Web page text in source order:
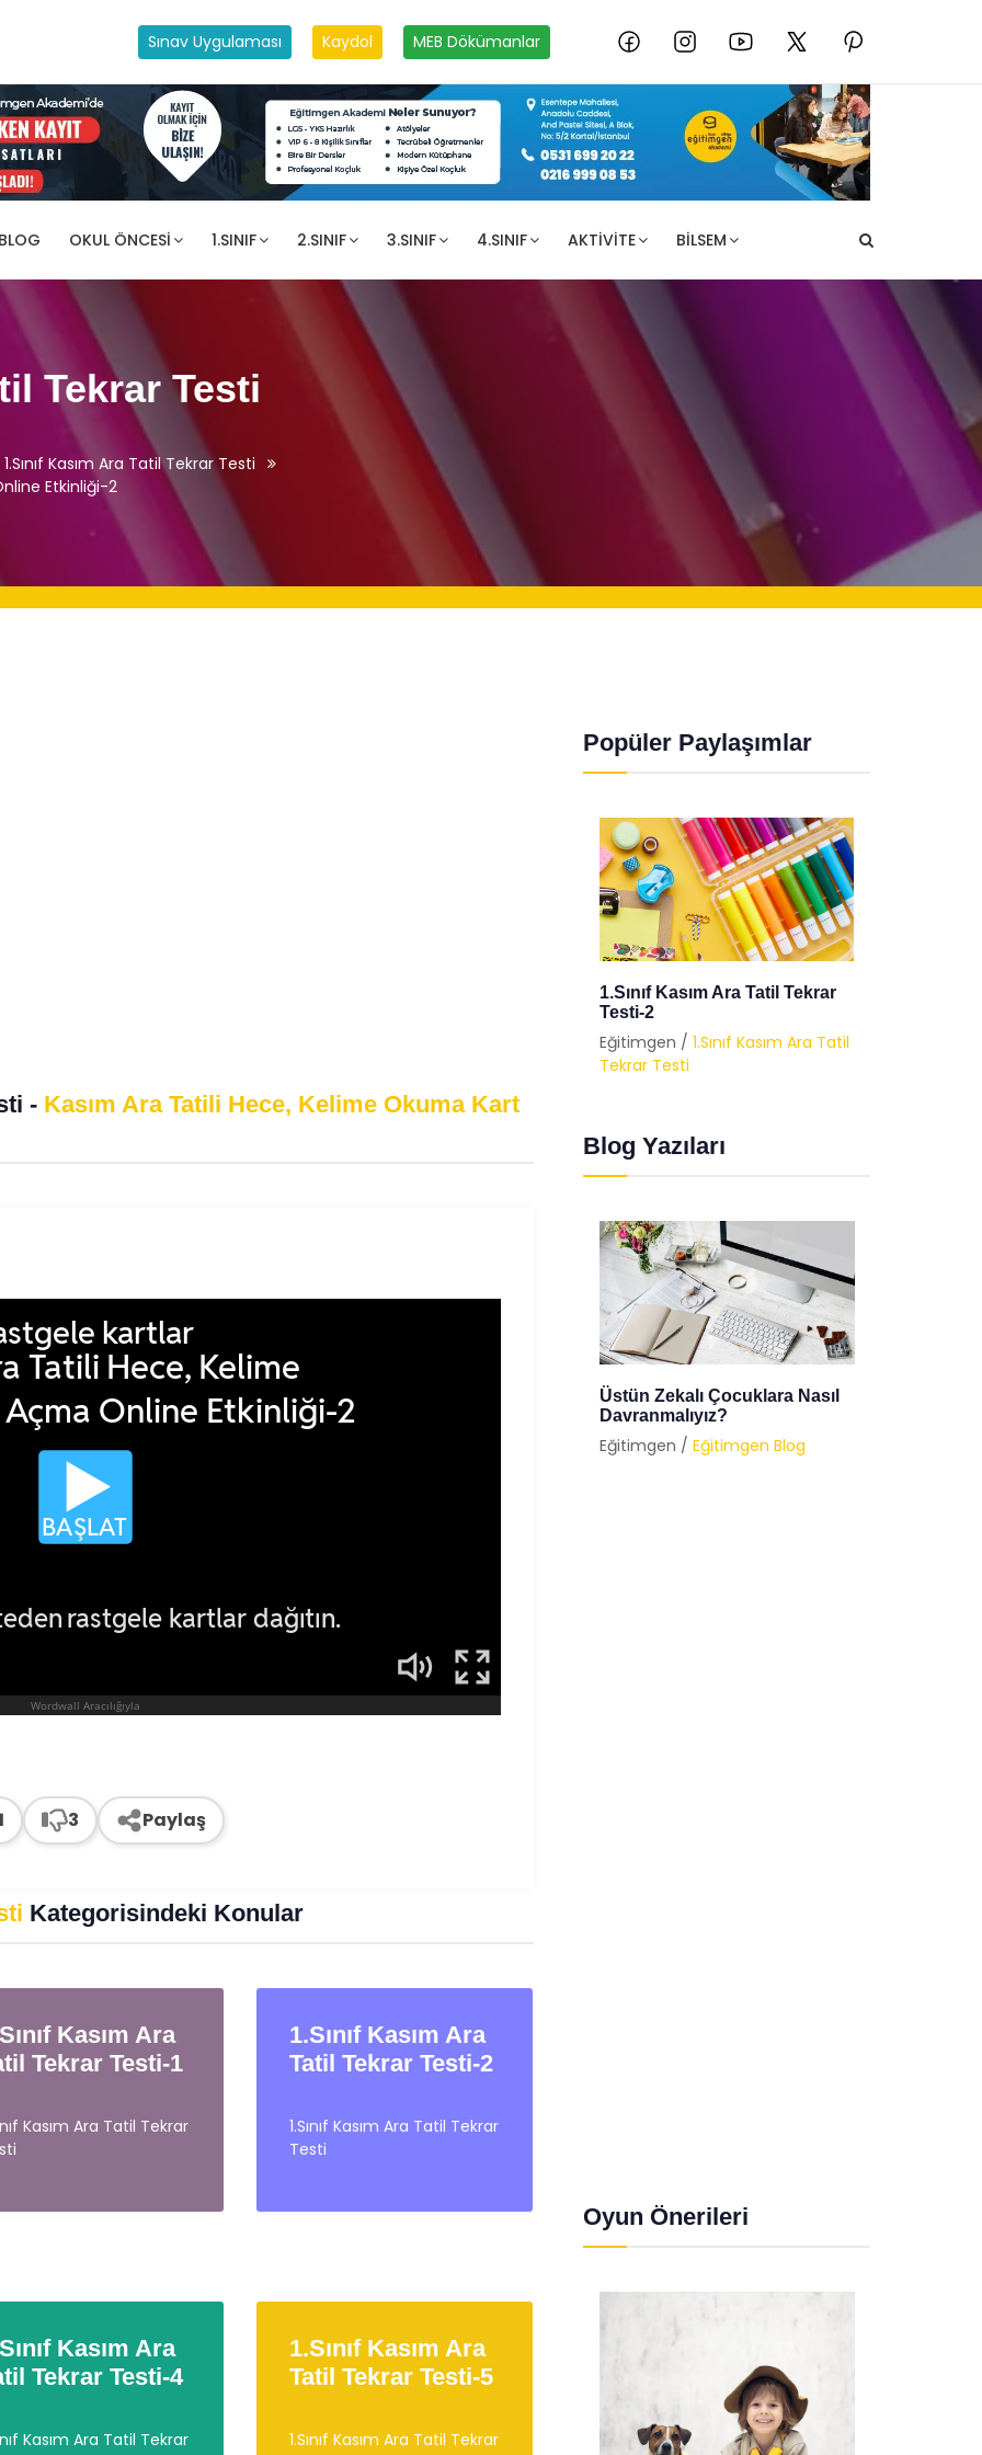
Sınav Uygulaması Kaydol MEB Dökümanlar
OKUL ÖNCESI 1.SINIF 2.SINIF 3.SINIF 4.SINIF AKTIVITE BILSEM
Tekrar Testi
1.Sınıf Kasım Ara Tatil Tekrar Testi
Etkinliği-2
- Kasım Ara Tatili Hece, Kelime Okuma Kart
3 Paylaş
Kategorisindeki Konular
Kasım Ara
Tekrar Testi-1
Kasım Ara Tatil Tekrar
1.Sınıf Kasım Ara
Tatil Tekrar Testi-2
1.Sınıf Kasım Ara Tatil Tekrar
Testi
Kasım Ara
Tekrar Testi-4
Kasım Ara Tatil Tekrar
1.Sınıf Kasım Ara
Tatil Tekrar Testi-5
1.Sınıf Kasım Ara Tatil Tekrar
Popüler Paylaşımlar
1.Sınıf Kasım Ara Tatil Tekrar
Testi-2
Eğitimgen / 1.Sınıf Kasım Ara Tatil
Tekrar Testi
Blog Yazıları
Politikası
/ Eğitimgen Blog
Mevlid Kandili: Aile Bağları Ve
Psikolojik Huzur
Üstün Zekalı Çocuklara Nasıl
Davranmalıyız?
Eğitimgen / Eğitimgen Blog
Oyun Önerileri